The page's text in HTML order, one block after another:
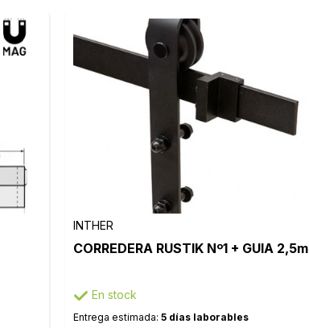
INTHER
CORREDERA RUSTIK Nº1 + GUIA 2,5m
En stock
Entrega estimada: 5 días laborables